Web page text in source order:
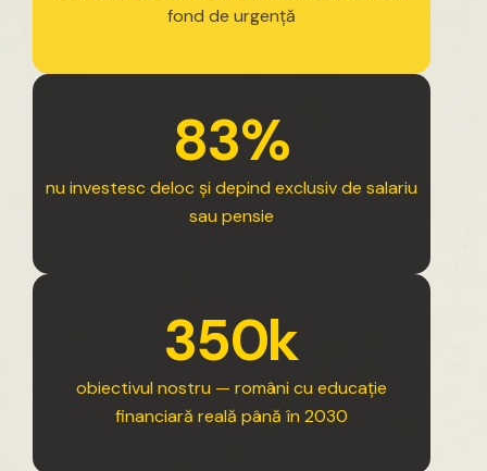
fond de urgență
83%
nu investesc deloc și depind exclusiv de salariu
sau pensie
350k
obiectivul nostru — români cu educație
financiară reală până în 2030